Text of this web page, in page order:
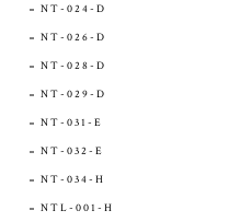
NT-024-D
NT-026-D
NT-028-D
NT-029-D
NT-031-E
NT-032-E
NT-034-H
NTL-001-H